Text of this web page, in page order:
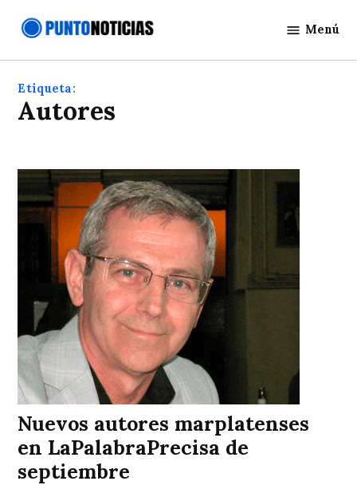
Noticias
Menú
Etiqueta:
autores
Nuevos autores marplatenses
en LaPalabraPrecisa de
septiembre